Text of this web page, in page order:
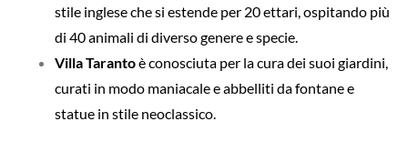
stile inglese che si estende per 20 ettari, ospitando più
di 40 animali di diverso genere e specie.
Villa Tarantoè conosciuta per la cura dei suoi giardini,
curati in modo maniacale e abbelliti da fontane e
statue in stile neoclassico.